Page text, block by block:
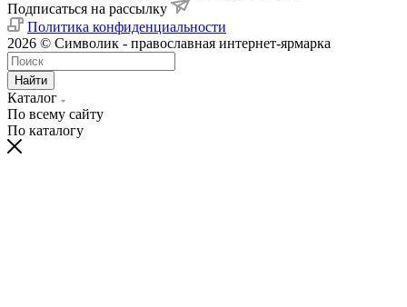
Подписаться на рассылку
Политика конфиденциальности
2026 © Символик - православная интернет-ярмарка
Найти
Каталог
По всему сайту
По каталогу